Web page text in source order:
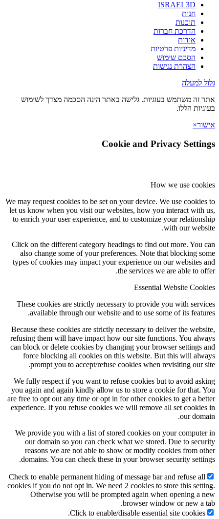
ISRAEL3D
חנות
תוכנות
הדרכת חברות
אודות
מדיניות פרטיות
הסכם שימוש
הצהרת נגישות
גלול למעלה
אתר זה משתמש בעוגיות. גלישה באתר הינה הסכמה מצדך לשימוש
בעוגיות הללו.
אישור×
Cookie and Privacy Settings
How we use cookies
We may request cookies to be set on your device. We use cookies to
let us know when you visit our websites, how you interact with us,
to enrich your user experience, and to customize your relationship
with our website.
Click on the different category headings to find out more. You can
also change some of your preferences. Note that blocking some
types of cookies may impact your experience on our websites and
the services we are able to offer.
Essential Website Cookies
These cookies are strictly necessary to provide you with services
available through our website and to use some of its features.
Because these cookies are strictly necessary to deliver the website,
refusing them will have impact how our site functions. You always
can block or delete cookies by changing your browser settings and
force blocking all cookies on this website. But this will always
prompt you to accept/refuse cookies when revisiting our site.
We fully respect if you want to refuse cookies but to avoid asking
you again and again kindly allow us to store a cookie for that. You
are free to opt out any time or opt in for other cookies to get a better
experience. If you refuse cookies we will remove all set cookies in
our domain.
We provide you with a list of stored cookies on your computer in
our domain so you can check what we stored. Due to security
reasons we are not able to show or modify cookies from other
domains. You can check these in your browser security settings.
Check to enable permanent hiding of message bar and refuse all
cookies if you do not opt in. We need 2 cookies to store this setting.
Otherwise you will be prompted again when opening a new
browser window or new a tab.
Click to enable/disable essential site cookies.